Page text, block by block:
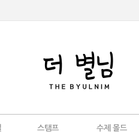
스탬프 수제 몰드